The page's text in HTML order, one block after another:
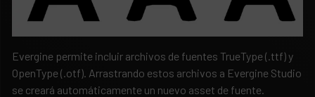
Evergine permite incluir archivos de fuentes TrueType (.ttf) y
OpenType (.otf). Arrastrando estos archivos a Evergine Studio
se creará automáticamente un nuevo asset de fuente.